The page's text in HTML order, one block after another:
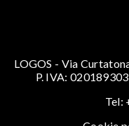
LOGOS - Via
P. IVA:
Tel: